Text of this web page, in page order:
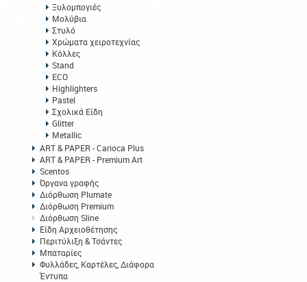
Ξυλομπογιές
Μολύβια
Στυλό
Χρώματα χειροτεχνίας
Κόλλες
Stand
ECO
Highlighters
Pastel
Σχολικά Είδη
Glitter
Metallic
ART & PAPER - Carioca Plus
ART & PAPER - Premium Art
Scentos
Όργανα γραφής
Διόρθωση Plumate
Διόρθωση Premium
Διόρθωση Sline
Είδη Αρχειοθέτησης
Περιτύλιξη & Τσάντες
Μπαταρίες
Φυλλάδες, Καρτέλες, Διάφορα
Έντυπα